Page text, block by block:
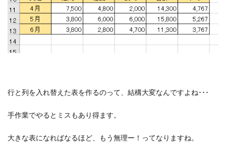
行と列を入れ替えた表を作るのって、結構大変なんですよね･･･
手作業でやるとミスもあり得ます。
大きな表になればなるほど、もう無理ー！ってなりますね。